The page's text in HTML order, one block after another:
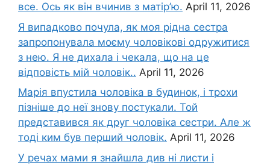
все. Ось як він вчинив з матір’ю. April 11, 2026
Я випадково почула, як моя рідна сестра
запропонувала моєму чоловікові одружитися
з нею. Я не дихала і чекала, що на це
відповість мій чоловік.. April 11, 2026
Марія впустила чоловіка в будинок, і трохи
пізніше до неї знову постукали. Той
представився як друг чоловіка сестри. Але ж
тоді ким був перший чоловік. April 11, 2026
У речах мами я знайшла див ні листи і